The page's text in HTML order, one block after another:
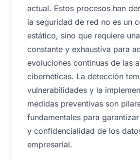
actual. Estos procesos han
la seguridad de red no es un
estático, sino que requiere
constante y exhaustiva para
evoluciones continuas de las
cibernéticas. La detección
vulnerabilidades y la
medidas preventivas son
fundamentales para
y confidencialidad de los
empresarial.